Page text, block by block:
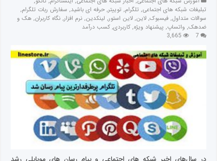
تبلیغات شبکه های اجتماعی, تلگرام, توییتر, حرفه ای باشید, سفارش ربات تلگرام,
سوالات متداول, فیسبوک, لاین, لاین استور, لینکدین, نرم افزار, نگاه کاربران, هک و
ضدهک, واتساپ, پیشنهاد ویژه, کاربردی, کسب درآمد
7
3,665